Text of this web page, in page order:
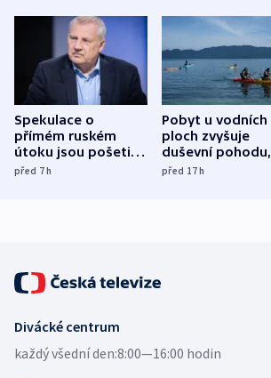
Spekulace o
přímém ruském
útoku jsou pošetilé,
míní estonský
před 7h
Pobyt u vodních
ploch zvyšuje
duševní pohodu,
ukázala
před 17h
Divácké centrum
každý všední den:8:00—16:00 hodin